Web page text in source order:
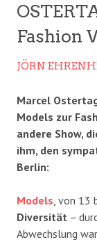
Fashion
JÖRN
Marcel
Models zur
andere Show,
ihm, den
Berlin:
Models , von 13
Diversität –
Abwechslung